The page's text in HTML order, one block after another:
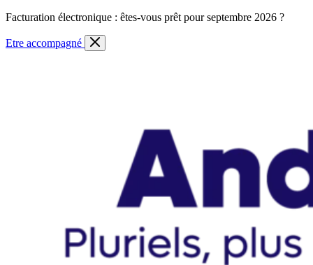
Skip
content
Facturation électronique : êtes-vous prêt pour septembre 2026 ?
Etre accompagné